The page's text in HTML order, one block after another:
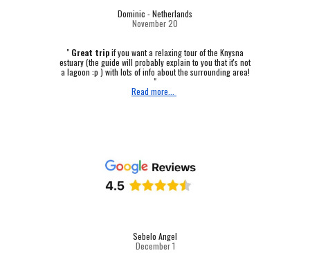
Dominic - Netherlands
November 20
" Great tripif you want a relaxing tour of the Knysna
estuary (the guide will probably explain to you that it's not
a lagoon :p ) with lots of info about the surrounding area!
"
Read more...
Sebelo Angel
December 1